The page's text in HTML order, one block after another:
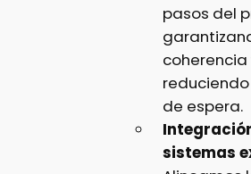
pasos del
coherencia
de espera.
sistemas